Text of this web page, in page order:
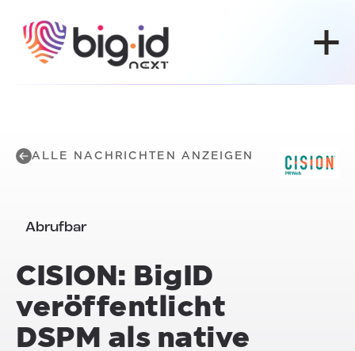
ALLE NACHRICHTEN ANZEIGEN
Abrufbar
CISION: BigID
veröffentlicht
DSPM als native